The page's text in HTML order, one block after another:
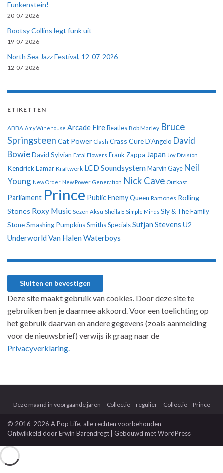
Funkenstein!
20-07-2026
Bootsy Collins legt funk uit
19-07-2026
North Sea Jazz Festival, 12-07-2026
12-07-2026
ETIKETTEN
ABBA Amy Winehouse Arcade Fire Beatles Bob Marley Bruce
Springsteen Cat Power Clash Crass CureD'Angelo David
BowieDavid Sylvian Fatal Flowers Frank Zappa Japan Joy Division
Kendrick Lamar Kraftwerk LCD Soundsystem Marvin Gaye Neil
Young New Order New Power Generation Nick Cave Outkast
Parliament Prince Public EnemyQueen Ramones Rolling
Stones Roxy Music Sezen Aksu Sheila E Simple Minds Sly & The Family
StoneSmashing PumpkinsSmithsSpecialsSufjan Stevens U2
Underworld Van Halen Waterboys
Deze site maakt gebruik van cookies. Door deze site te
gebruiken ben je daarmee akkoord. Voor een toelichting op
het gebruik daarvan en andere gegevens (zoals aanmelding
voor de nieuwsbrief) verwijs ik graag naar de
Privacyverklaring.
Deze maand in voorgaande jaren Collectie – regulier Collectie – Prince
© 2016-2026 A Pop Life, alle rechten voorbehouden
Ontwikkeld doorErwin Barendregt | Gebouwd metWordPress